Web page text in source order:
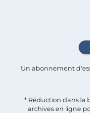
Un abonnement
* Réduction dans la
archives en ligne